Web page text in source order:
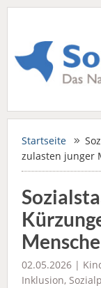
Startseite
zulasten junger
02.05.2026 |
Inklusion,